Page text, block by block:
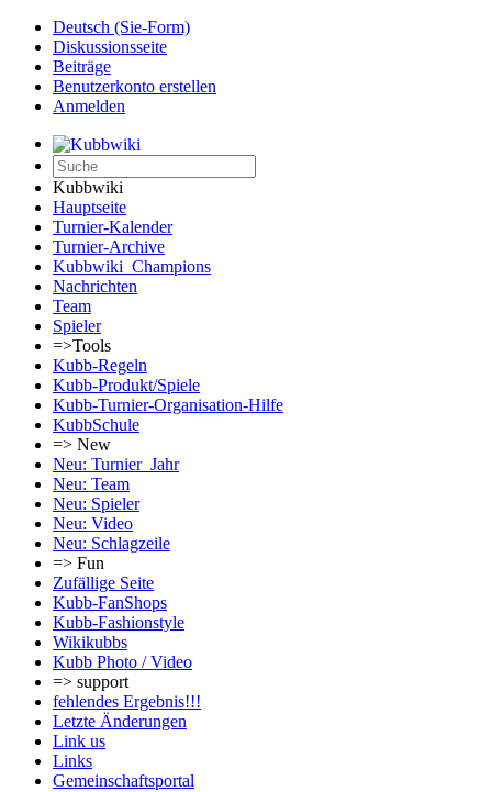
Deutsch (Sie-Form)‎
Diskussionsseite
Beiträge
Benutzerkonto erstellen
Anmelden
Kubbwiki
Hauptseite
Turnier-Kalender
Turnier-Archive
Kubbwiki_Champions
Nachrichten
Team
Spieler
=>Tools
Kubb-Regeln
Kubb-Produkt/Spiele
Kubb-Turnier-Organisation-Hilfe
KubbSchule
=> New
Neu: Turnier_Jahr
Neu: Team
Neu: Spieler
Neu: Video
Neu: Schlagzeile
=> Fun
Zufällige Seite
Kubb-FanShops
Kubb-Fashionstyle
Wikikubbs
Kubb Photo / Video
=> support
fehlendes Ergebnis!!!
Letzte Änderungen
Link us
Links
Gemeinschafts­portal